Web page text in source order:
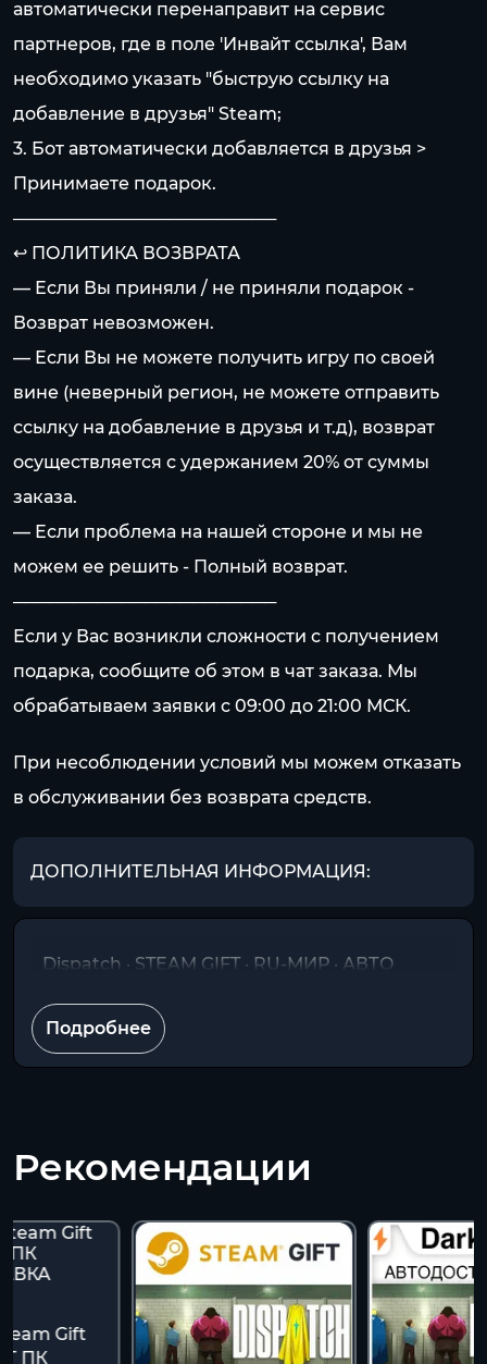
автоматически перенаправит на сервис
партнеров, где в поле 'Инвайт ссылка', Вам
необходимо указать "быструю ссылку на
добавление в друзья" Steam;
3. Бот автоматически добавляется в друзья >
Принимаете подарок.
──────────────────────
↩️ ПОЛИТИКА ВОЗВРАТА
— Если Вы приняли / не приняли подарок -
Возврат невозможен.
— Если Вы не можете получить игру по своей
вине (неверный регион, не можете отправить
ссылку на добавление в друзья и т.д), возврат
осуществляется с удержанием 20% от суммы
заказа.
— Если проблема на нашей стороне и мы не
можем ее решить - Полный возврат.
──────────────────────
Если у Вас возникли сложности с получением
подарка, сообщите об этом в чат заказа. Мы
обрабатываем заявки с 09:00 до 21:00 МСК.
При несоблюдении условий мы можем отказать
в обслуживании без возврата средств.
ДОПОЛНИТЕЛЬНАЯ ИНФОРМАЦИЯ:
Dispatch · STEAM GIFT · RU-МИР · АВТО
Подробнее
Рекомендации
Gift
ПК